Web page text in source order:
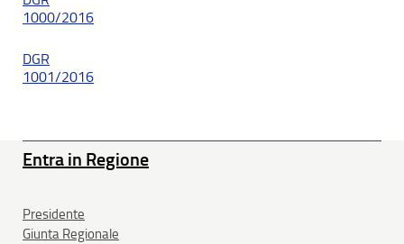
1000/2016
DGR
1001/2016
Entra in Regione
Presidente
Giunta Regionale